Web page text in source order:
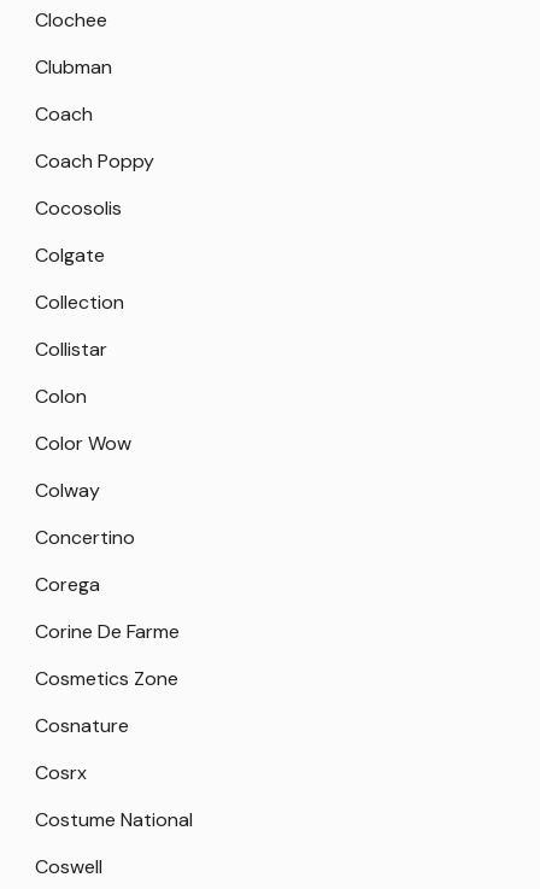
Clochee
Clubman
Coach
Coach Poppy
Cocosolis
Colgate
Collection
Collistar
Colon
Color Wow
Colway
Concertino
Corega
Corine De Farme
Cosmetics Zone
Cosnature
Cosrx
Costume National
Coswell